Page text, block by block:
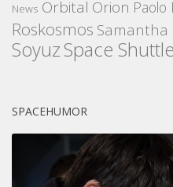
News Orbital Orion Paolo
Roskosmos
SoyuzSpace Shuttle
SPACEHUMOR